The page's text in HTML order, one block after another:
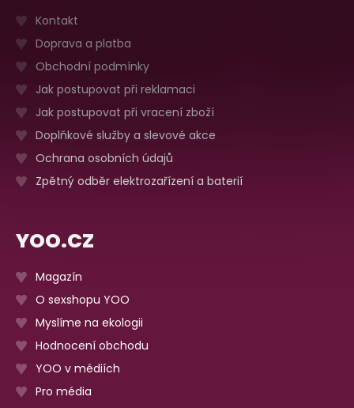
Kontakt
Doprava a platba
Obchodní podmínky
Jak postupovat při reklamaci
Jak postupovat při vracení zboží
Doplňkové služby a slevové akce
Ochrana osobních údajů
Zpětný odběr elektrozařízení a baterií
YOO.CZ
Magazín
O sexshopu YOO
Myslíme na ekologii
Hodnocení obchodu
YOO v médiích
Pro média